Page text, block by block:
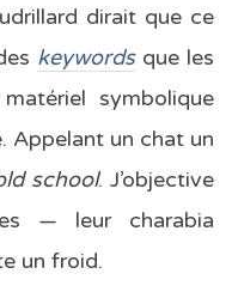
dirait que ce
keywordsque les
symbolique
Appelant un chat un
school. J’objective
— leur charabia
un froid.